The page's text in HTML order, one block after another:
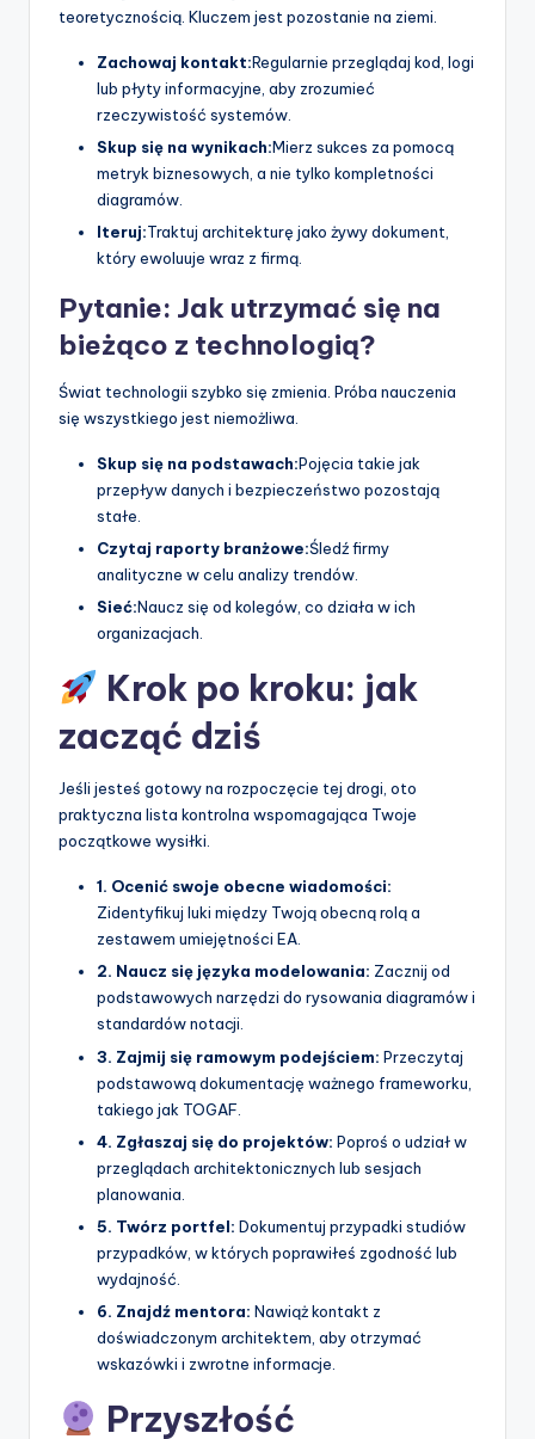
teoretycznością. Kluczem jest pozostanie na ziemi.
Zachowaj kontakt:Regularnie przeglądaj kod, logi
lub płyty informacyjne, aby zrozumieć
rzeczywistość systemów.
Skup się na wynikach:Mierz sukces za pomocą
metryk biznesowych, a nie tylko kompletności
diagramów.
Iteruj:Traktuj architekturę jako żywy dokument,
który ewoluuje wraz z firmą.
Pytanie: Jak utrzymać się na
bieżąco z technologią?
Świat technologii szybko się zmienia. Próba nauczenia
się wszystkiego jest niemożliwa.
Skup się na podstawach:Pojęcia takie jak
przepływ danych i bezpieczeństwo pozostają
stałe.
Czytaj raporty branżowe:Śledź firmy
analityczne w celu analizy trendów.
Sieć:Naucz się od kolegów, co działa w ich
organizacjach.
Krok po kroku: jak
zacząć dziś
Jeśli jesteś gotowy na rozpoczęcie tej drogi, oto
praktyczna lista kontrolna wspomagająca Twoje
początkowe wysiłki.
1. Ocenić swoje obecne wiadomości:
Zidentyfikuj luki między Twoją obecną rolą a
zestawem umiejętności EA.
2. Naucz się języka modelowania: Zacznij od
podstawowych narzędzi do rysowania diagramów i
standardów notacji.
3. Zajmij się ramowym podejściem: Przeczytaj
podstawową dokumentację ważnego frameworku,
takiego jak TOGAF.
4. Zgłaszaj się do projektów: Poproś o udział w
przeglądach architektonicznych lub sesjach
planowania.
5. Twórz portfel: Dokumentuj przypadki studiów
przypadków, w których poprawiłeś zgodność lub
wydajność.
6. Znajdź mentora: Nawiąż kontakt z
doświadczonym architektem, aby otrzymać
wskazówki i zwrotne informacje.
Przyszłość